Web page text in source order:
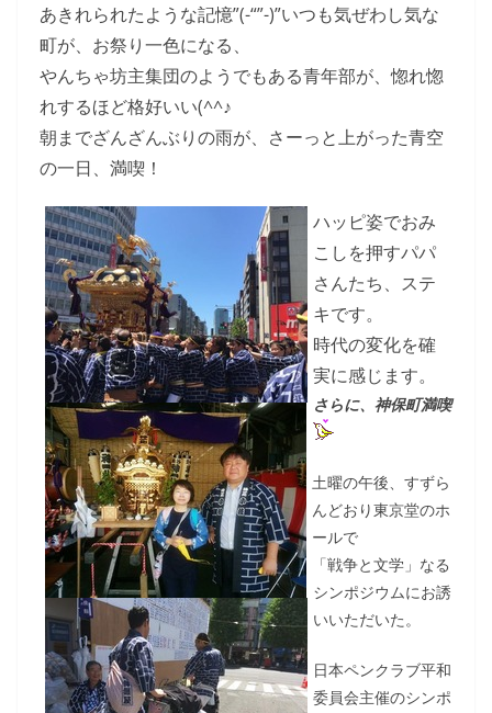
あきれられたような記憶”(-“”-)”いつも気ぜわし気な
町が、お祭り一色になる、
やんちゃ坊主集団のようでもある青年部が、惚れ惚
れするほど格好いい(^^♪
朝までざんざんぶりの雨が、さーっと上がった青空
の一日、満喫！
ハッピ姿でおみ
こしを押すパパ
さんたち、ステ
キです。
時代の変化を確
実に感じます。
さらに、神保町満喫
土曜の午後、すずら
んどおり東京堂のホ
ールで
「戦争と文学」なる
シンポジウムにお誘
いいただいた。
日本ペンクラブ平和
委員会主催のシンポ